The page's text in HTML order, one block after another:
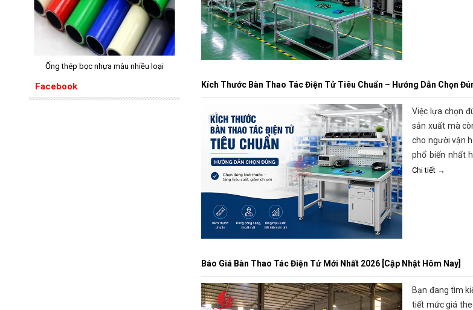
Kích Thước Bàn Thao Tác Điện Tử Tiêu Chuẩn – Hướng Dẫn Chọn
Việc lựa chọn
sản xuất mà
cho người vận
phổ biến nhất
xuất và tiêu
Chi tiết →
Báo Giá Bàn Thao Tác Điện Tử Mới Nhất 2026 [Cập Nhật Hôm Nay]
Bạn đang tìm
tiết mức giá
Ống thép bọc nhựa màu nhiều loại
Facebook